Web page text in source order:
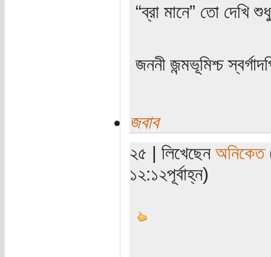
“ব্রা মানে” তো দেখি
জননী জন্মভূমিশ্চ
জবাব
২৫ | লিখেছেন অনিকেত
১২:১২পূর্বাহ্ন)